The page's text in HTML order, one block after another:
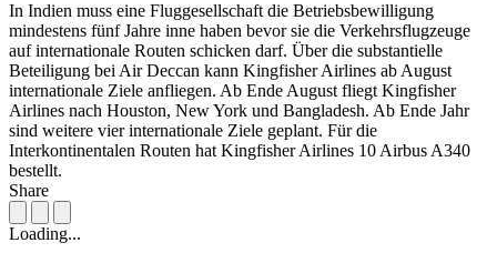
In Indien muss eine Fluggesellschaft die Betriebsbewilligung
mindestens fünf Jahre inne haben bevor sie die Verkehrsflugzeuge
auf internationale Routen schicken darf. Über die substantielle
Beteiligung bei Air Deccan kann Kingfisher Airlines ab August
internationale Ziele anfliegen. Ab Ende August fliegt Kingfisher
Airlines nach Houston, New York und Bangladesh. Ab Ende Jahr
sind weitere vier internationale Ziele geplant. Für die
Interkontinentalen Routen hat Kingfisher Airlines 10 Airbus A340
bestellt.
Share
Loading...